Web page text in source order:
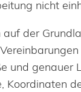
nicht
der
und genauer
Koordinaten